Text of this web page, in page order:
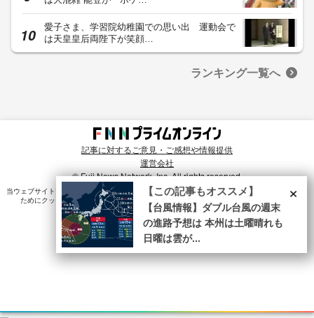
愛子さま、学習院幼稚園での思い出 運動会で
は天皇皇后両陛下が笑顔…
ランキング一覧へ
記事に対するご意見・ご感想や情報提供
運営会社
© Fuji News Network, Inc. All rights reserved.
当ウェブサイトでは、ユーザのニーズ・興味・関⼼に合致したコンテンツや広告配信を提供する
ためにクッキーを使⽤しています。詳細は、
プライバシーポリシー をご確認ください。×
【この記事もオススメ】
【台風情報】ダブル台風の週末
の進路予想は 本州は土曜晴れも
日曜は雲が...